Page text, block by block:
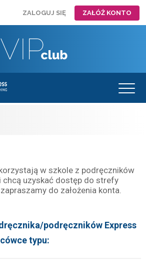
ZALOGUJ SIĘ ZAŁÓŻ KONTO
w szkole z podręczników
chcą uzyskać dostęp do strefy
do założenia konta.
podręczników Express
typu: